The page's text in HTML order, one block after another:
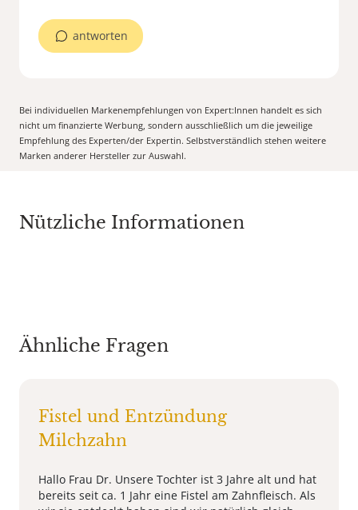
antworten
Bei individuellen Markenempfehlungen von Expert:Innen handelt es sich
nicht um finanzierte Werbung, sondern ausschließlich um die jeweilige
Empfehlung des Experten/der Expertin. Selbstverständlich stehen weitere
Marken anderer Hersteller zur Auswahl.
Nützliche Informationen
Ähnliche Fragen
Fistel und Entzündung
Milchzahn
Hallo Frau Dr. Unsere Tochter ist 3 Jahre alt und hat
bereits seit ca. 1 Jahr eine Fistel am Zahnfleisch. Als